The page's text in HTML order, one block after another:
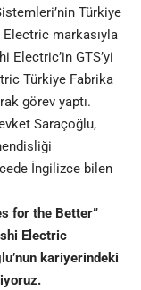
Türkiye
markasıyla
Electric’in GTS’yi
Türkiye Fabrika
görev yaptı.
Saraçoğlu,
İngilizce bilen
for the Better”
Electric
kariyerindeki